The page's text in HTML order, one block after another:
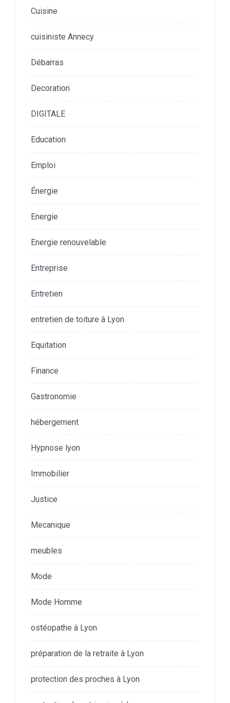
Cuisine
cuisiniste Annecy
Débarras
Decoration
DIGITALE
Education
Emploi
Énergie
Energie
Energie renouvelable
Entreprise
Entretien
entretien de toiture à Lyon
Equitation
Finance
Gastronomie
hébergement
Hypnose lyon
Immobilier
Justice
Mecanique
meubles
Mode
Mode Homme
ostéopathe à Lyon
préparation de la retraite à Lyon
protection des proches à Lyon